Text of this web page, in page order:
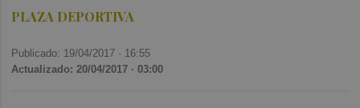
PLAZA DEPORTIVA
Publicado: 19/04/2017 · 16:55
Actualizado: 20/04/2017 · 03:00